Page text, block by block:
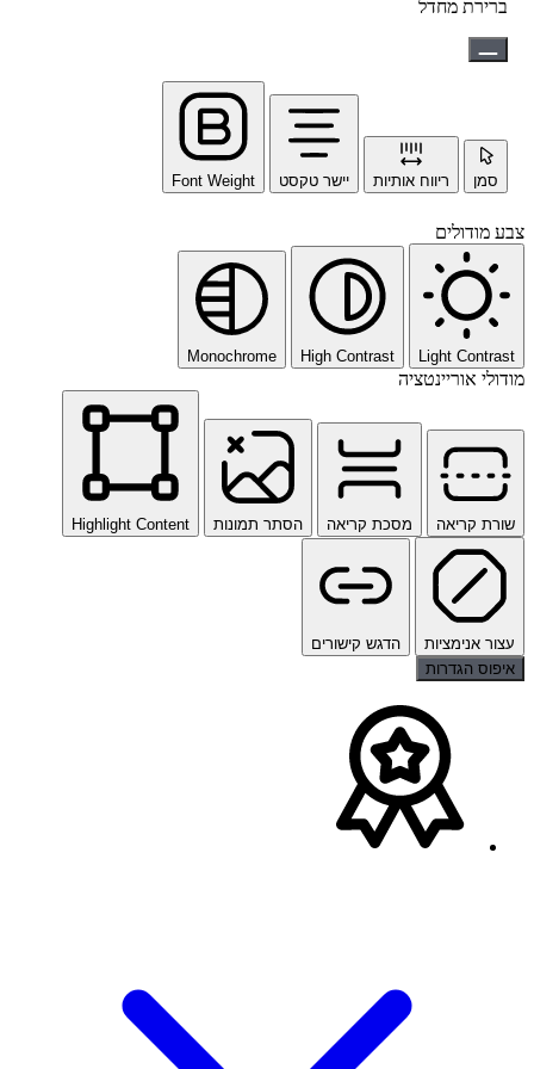
ברירת מחדל
סמן ריווח אותיות יישר טקסט Font Weight
צבע מודולים
Light Contrast
High Contrast
Monochrome
מודולי אוריינטציה
שורת קריאה מסכת קריאה הסתר תמונות Highlight Content
עצור אנימציות
הדגש קישורים
איפוס הגדרות